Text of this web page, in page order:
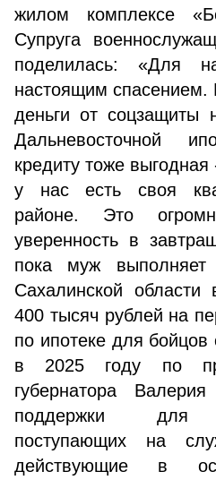
жилом комплексе
Супруга
поделилась: «Для
настоящим спасением.
деньги от соцзащиты
Дальневосточной
кредиту тоже
у нас есть своя
районе. Это
уверенность в
пока муж
Сахалинской
400 тысяч рублей на
по ипотеке для бойцов
в 2025 году по
губернатора
поддержки для
поступающих на
действующие в